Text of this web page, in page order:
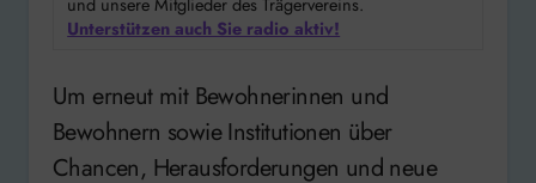
Unterstützen auch Sie radio aktiv!
Um erneut mit Bewohnerinnen und
Bewohnern sowie Institutionen über
Chancen, Herausforderungen und neue